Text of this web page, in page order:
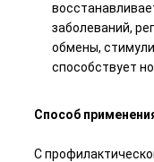
заболеваний,
обмены,
способствует
Способ
С